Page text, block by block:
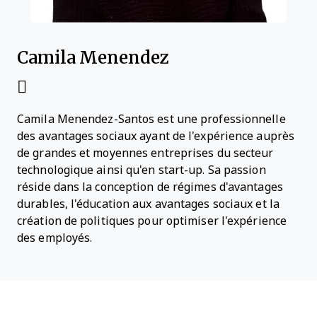
Camila Menendez
Camila Menendez-Santos est une professionnelle
des avantages sociaux ayant de l'expérience auprès
de grandes et moyennes entreprises du secteur
technologique ainsi qu'en start-up. Sa passion
réside dans la conception de régimes d'avantages
durables, l'éducation aux avantages sociaux et la
création de politiques pour optimiser l'expérience
des employés.